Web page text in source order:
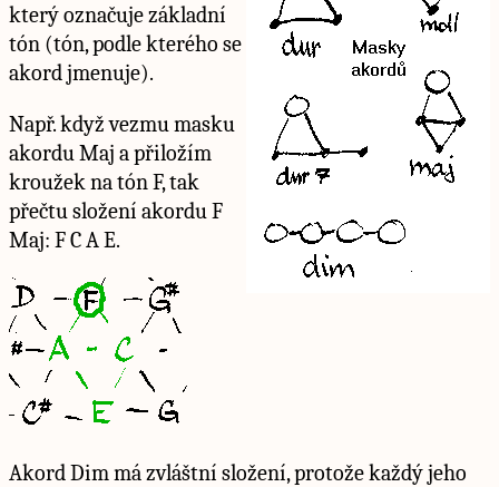
který označuje základní
tón (tón, podle kterého se
akord jmenuje).
Např. když vezmu masku
akordu Maj a přiložím
kroužek na tón F, tak
přečtu složení akordu F
Maj: F C A E.
Akord Dim má zvláštní složení, protože každý jeho